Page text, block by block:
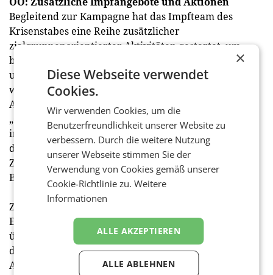
Begleitend zur Kampagne hat das Impfteam des
Krisenstabes eine Reihe zusätzlicher
zielgruppenorientierter Aktivitäten gestartet, um
breit für die Impfung zu werben und natürlich auch,
um für eine steigende Nachfrage gerüstet zu sein. So
wurden etwa alle Seniorenorganisationen und alle
Arbeitskreisleiterinnen und Arbeitskreisleiter der
„Gesunden Gemeinden“ mit einem Schreiben
informiert und gebeten, in ihrem Wirkungskreis für
die Auffrischungsimpfung zu werben. Weitere
Zielgruppenaktionen etwa im Bereich der Jugend,
Bildung oder Wirtschaft sind in Abstimmung.
Zusätzlich wurden in dieser Woche rund 113.000
Erinnerungsmails an jene Personen geschickt, die
über ooe-impft einen Impftermin gebucht haben, um
die Grundimmunisierung abzuschließen oder die
Auffrischung in Angriff zu nehmen.
×
Diese Webseite verwendet
Cookies.
Wir verwenden Cookies, um die
Benutzerfreundlichkeit unserer Website zu
verbessern. Durch die weitere Nutzung
unserer Webseite stimmen Sie der
Verwendung von Cookies gemäß unserer
Cookie-Richtlinie zu.Weitere
Informationen
ALLE AKZEPTIEREN
ALLE ABLEHNEN